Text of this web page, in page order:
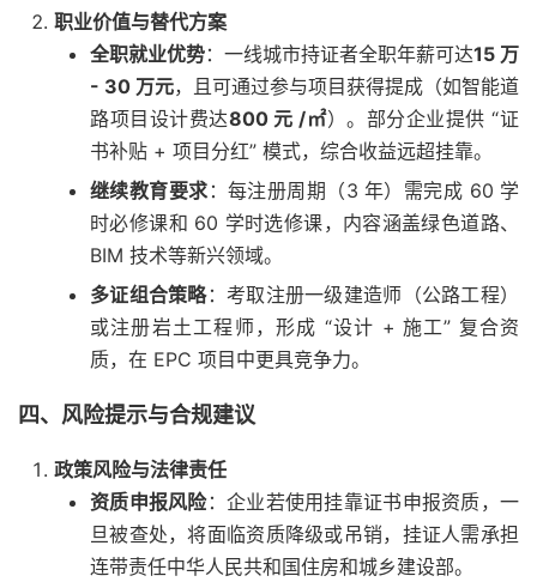
职业价值与替代方案
全职就业优势：一线城市持证者全职年薪可达15 万
- 30 万元，且可通过参与项目获得提成（如智能道
路项目设计费达800 元 /㎡）。部分企业提供 “证
书补贴 + 项目分红” 模式，综合收益远超挂靠。
继续教育要求 ：每注册周期（3 年）需完成 60 学
时必修课和 60 学时选修课，内容涵盖绿色道路、
BIM 技术等新兴领域。
多证组合策略：考取注册一级建造师（公路工程）
或注册岩土工程师，形成 “设计 + 施工” 复合资
质，在 EPC 项目中更具竞争力。
四、风险提示与合规建议
政策风险与法律责任
资质申报风险：企业若使用挂靠证书申报资质，一
旦被查处，将面临资质降级或吊销，挂证人需承担
连带责任中华人民共和国住房和城乡建设部。